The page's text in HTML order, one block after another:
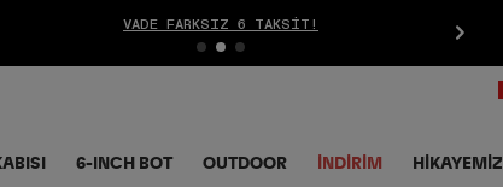
ÜCRETSIZ İADE
6-INCH BOT OUTDOOR İNDIRIM HİKAYEMİZ